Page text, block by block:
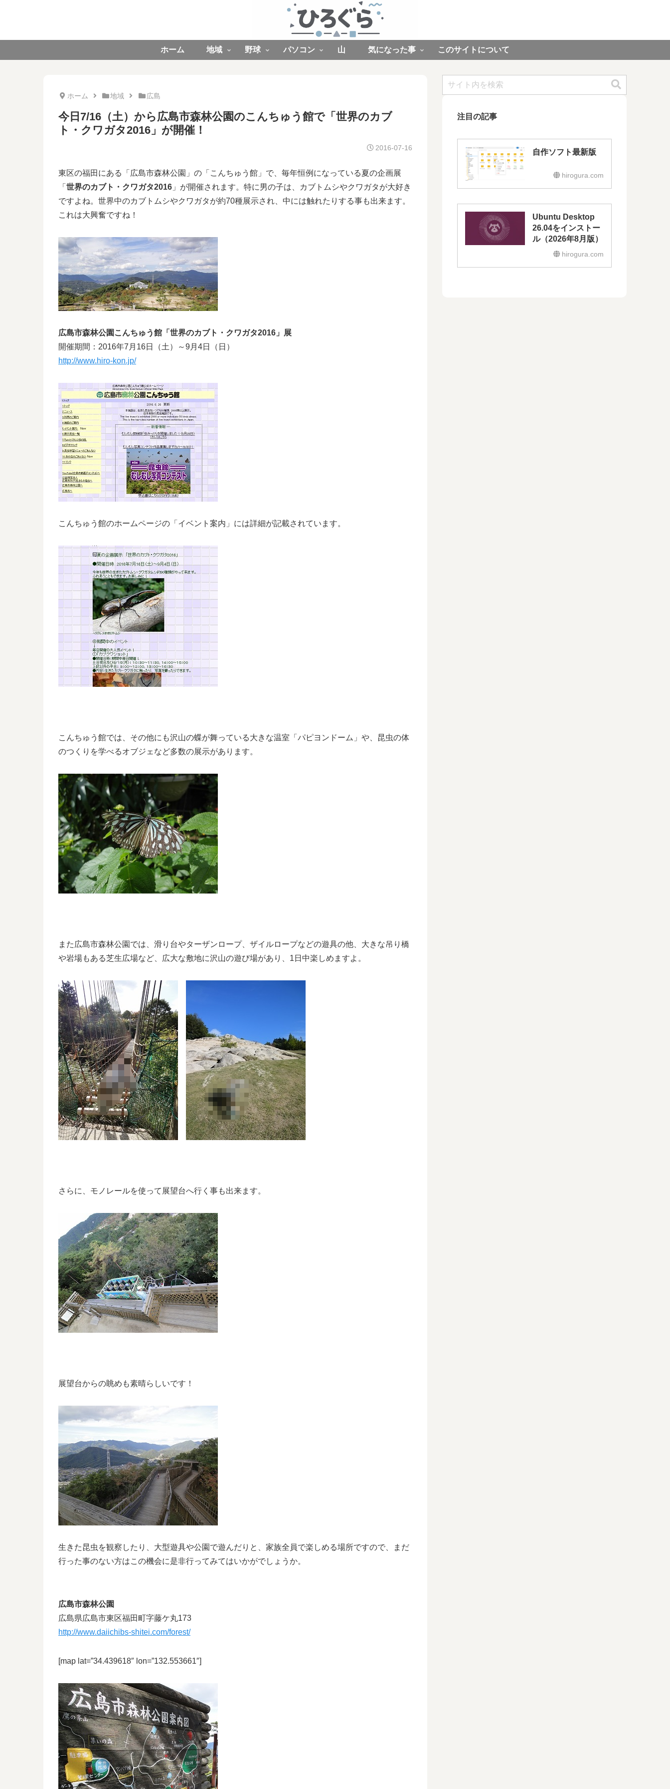
ホーム 地域 野球 パソコン 山 気になった事 このサイトについて
ホーム 地域 広島
今日7/16（土）から広島市森林公園のこんちゅう館で「世界のカブ
ト・クワガタ2016」が開催！
2016-07-16
東区の福田にある「広島市森林公園」の「こんちゅう館」で、毎年恒例になっている夏の企画展
「 世界のカブト・クワガタ2016 」が開催されます。特に男の子は、カブトムシやクワガタが大好き
ですよね。世界中のカブトムシやクワガタが約70種展示され、中には触れたりする事も出来ます。
これは大興奮ですね！
広島市森林公園こんちゅう館 「世界のカブト・クワガタ2016」展
開催期間：2016年7月16日（土）～9月4日（日）
http://www.hiro-kon.jp/
こんちゅう館のホームページの「イベント案内」には詳細が記載されています。
こんちゅう館では、その他にも沢山の蝶が舞っている大きな温室「パピヨンドーム」や、昆虫の体
のつくりを学べるオブジェなど多数の展示があります。
また広島市森林公園では、滑り台やターザンロープ、ザイルロープなどの遊具の他、大きな吊り橋
や岩場もある芝生広場など、広大な敷地に沢山の遊び場があり、1日中楽しめますよ。
さらに、モノレールを使って展望台へ行く事も出来ます。
展望台からの眺めも素晴らしいです！
生きた昆虫を観察したり、大型遊具や公園で遊んだりと、家族全員で楽しめる場所ですので、まだ
行った事のない方はこの機会に是非行ってみてはいかがでしょうか。
広島市森林公園
広島県広島市東区福田町字藤ケ丸173
http://www.daiichibs-shitei.com/forest/
[map lat=”34.439618″ lon=”132.553661″]
注目の記事
自作ソフト最新版
hirogura.com
Ubuntu Desktop
26.04をインストー
ル（2026年8月版）
hirogura.com